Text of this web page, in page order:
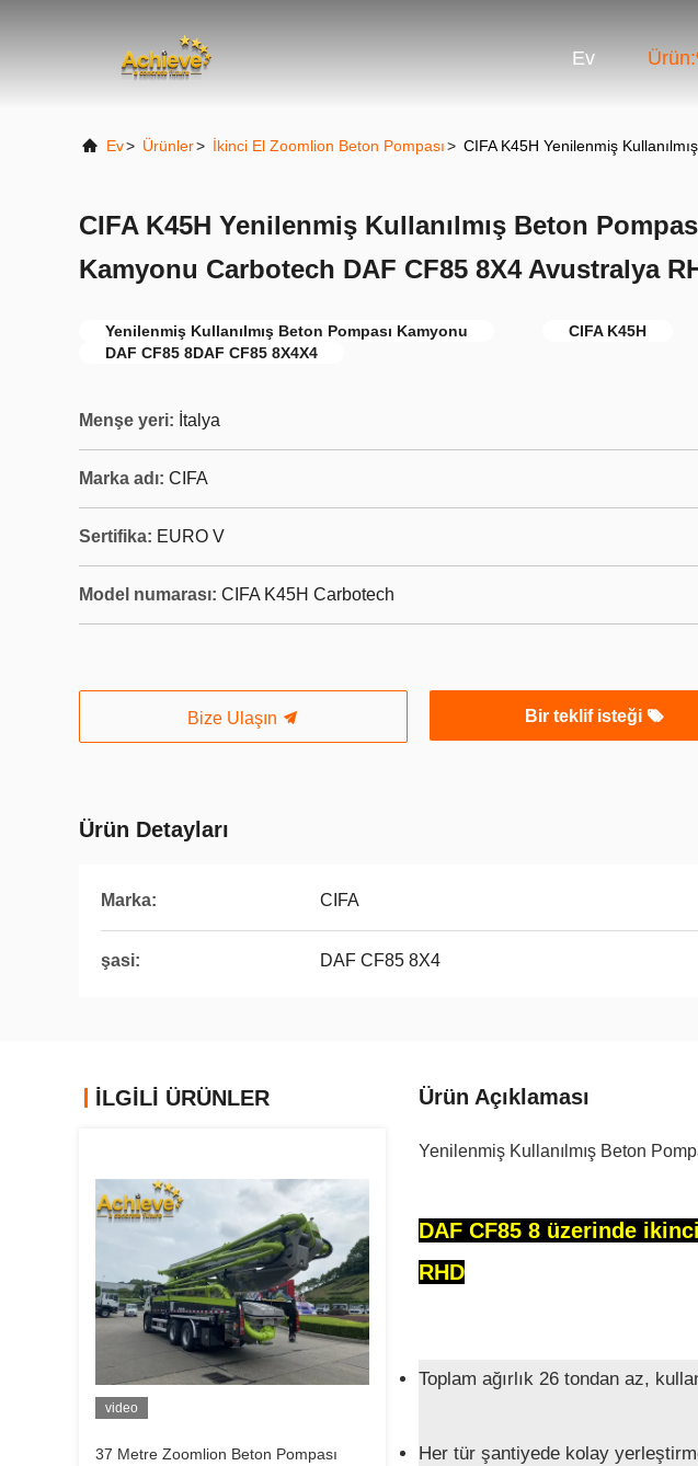
Ev
Ev> Ürünler> İkinci El Zoomlion Beton Pompası> CIFA K45H Yenilenmiş
CIFA K45H Yenilenmiş Kullanılmış Beton
Kamyonu Carbotech DAF CF85 8X4 Avustralya
Yenilenmiş Kullanılmış Beton Pompası Kamyonu
CIFA K45H
DAF CF85 8DAF CF85 8X4X4
Menşe yeri: İtalya
Marka adı: CIFA
Sertifika: EURO V
Model numarası: CIFA K45H Carbotech
Bize Ulaşın Bir teklif isteği
Ürün Detayları
Marka: CIFA
şasi: DAF CF85 8X4
İLGİLİ ÜRÜNLER
video
37 Metre Zoomlion Beton Pompası
Ürün Açıklaması
Yenilenmiş Kullanılmış Beton
DAF CF85 8 üzerinde
RHD
Toplam ağırlık 26 tondan az,
Her tür şantiyede kolay